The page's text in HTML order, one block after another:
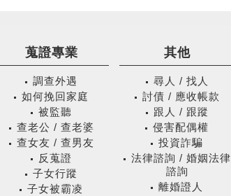
蒐證專業
調查外遇
如何挽回家庭
被監聽
查老公 / 查老婆
查女友 / 查男友
反蒐證
子女行蹤
子女被霸凌
其他
尋人 / 找人
討債 / 應收帳款
跟人 / 跟蹤
侵害配偶權
投資詐騙
法律諮詢 / 婚姻法律
諮詢
離婚證人